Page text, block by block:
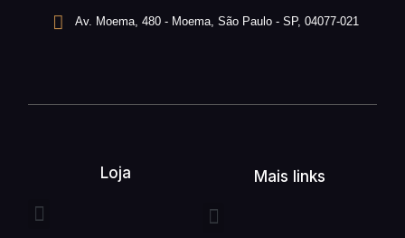
Av. Moema, 480 - Moema, São Paulo - SP, 04077-021
Loja Mais links